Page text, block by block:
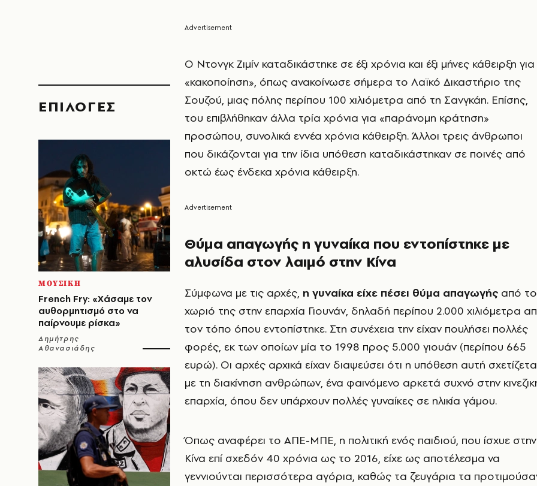
EΠΙΛΟΓΈΣ
ΜΟΥΣΙΚΗ
French Fry: «Χάσαμε τον
αυθορμητισμό στο να
παίρνουμε ρίσκα»
Δημήτρης
Αθανασιάδης
Ο Ντονγκ Ζιμίν καταδικάστηκε σε έξι χρόνια και έξι μήνες κάθειρξη για
«κακοποίηση», όπως ανακοίνωσε σήμερα το Λαϊκό Δικαστήριο της
Σουζού, μιας πόλης περίπου 100 χιλιόμετρα από τη Σανγκάη. Επίσης,
του επιβλήθηκαν άλλα τρία χρόνια για «παράνομη κράτηση»
προσώπου, συνολικά εννέα χρόνια κάθειρξη. Άλλοι τρεις άνθρωποι
που δικάζονται για την ίδια υπόθεση καταδικάστηκαν σε ποινές από
οκτώ έως ένδεκα χρόνια κάθειρξη.
Θύμα απαγωγής η γυναίκα που εντοπίστηκε με
αλυσίδα στον λαιμό στην Κίνα
Σύμφωνα με τις αρχές, η γυναίκα είχε πέσει θύμα απαγωγής από το
χωριό της στην επαρχία Γιουνάν, δηλαδή περίπου 2.000 χιλιόμετρα
τον τόπο όπου εντοπίστηκε. Στη συνέχεια την είχαν πουλήσει πολλές
φορές, εκ των οποίων μία το 1998 προς 5.000 γιουάν (περίπου 665
ευρώ). Οι αρχές αρχικά είχαν διαψεύσει ότι η υπόθεση αυτή
με τη διακίνηση ανθρώπων, ένα φαινόμενο αρκετά συχνό στην
επαρχία, όπου δεν υπάρχουν πολλές γυναίκες σε ηλικία γάμου.
Όπως αναφέρει το ΑΠΕ-ΜΠΕ, η πολιτική ενός παιδιού, που ίσχυε στην
Κίνα επί σχεδόν 40 χρόνια ως το 2016, είχε ως αποτέλεσμα να
γεννιούνται περισσότερα αγόρια, καθώς τα ζευγάρια τα